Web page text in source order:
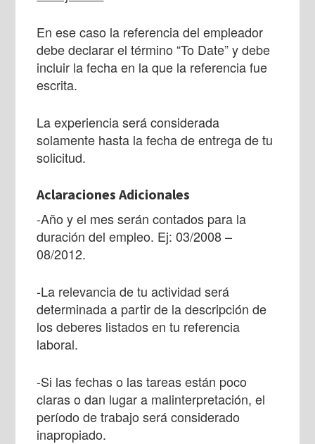
En ese caso la referencia del empleador
debe declarar el término “To Date” y debe
incluir la fecha en la que la referencia fue
escrita.
La experiencia será considerada
solamente hasta la fecha de entrega de tu
solicitud.
Aclaraciones Adicionales
-Año y el mes serán contados para la
duración del empleo. Ej: 03/2008 –
08/2012.
-La relevancia de tu actividad será
determinada a partir de la descripción de
los deberes listados en tu referencia
laboral.
-Si las fechas o las tareas están poco
claras o dan lugar a malinterpretación, el
período de trabajo será considerado
inapropiado.